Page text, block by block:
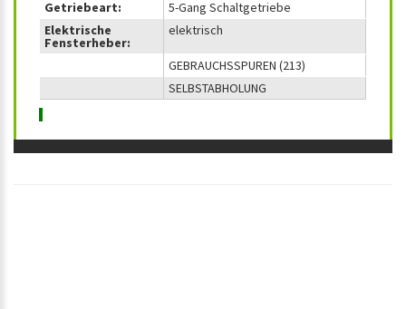
Getriebeart:
5-Gang Schaltgetriebe
Elektrische
Fensterheber:
elektrisch
GEBRAUCHSSPUREN (213)
SELBSTABHOLUNG